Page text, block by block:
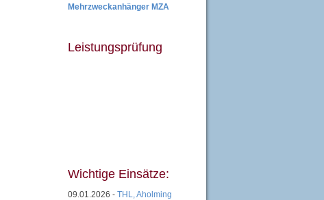
Mehrzweckanhänger MZA
Leistungsprüfung
Wichtige Einsätze:
09.01.2026 - THL, Aholming